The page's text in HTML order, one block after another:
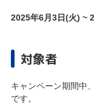
2025年6月3日(火) ~
対象者
キャンペーン期間中
です。